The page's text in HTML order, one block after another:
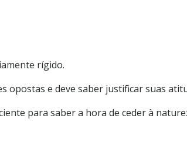
rígido.
opostas e deve saber justificar suas
para saber a hora de ceder à